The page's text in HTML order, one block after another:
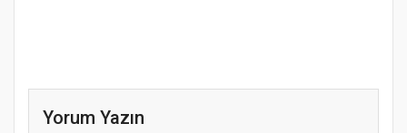
Yorum Yazın